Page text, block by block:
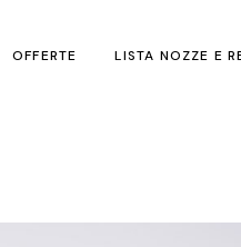
OFFERTE LISTA NOZZE E